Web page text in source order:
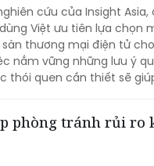
cứu của Insight Asia,
Việt ưu tiên lựa chọn
thương mại điện tử
nắm vững những lưu ý
thói quen cần thiết sẽ
phòng tránh rủi ro